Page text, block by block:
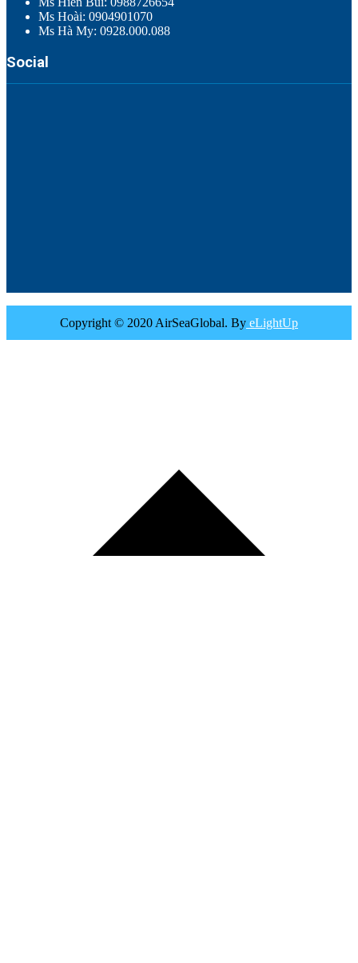
Ms Hoài: 0904901070
Ms Hà My: 0928.000.088
Social
Copyright © 2020 AirSeaGlobal. By eLightUp